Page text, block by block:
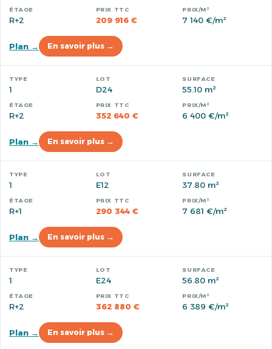
R+2 209 916 € 7 140 €/m²
Plan → En savoir plus →
1 D24 55.10 m²
R+2 352 640 € 6 400 €/m²
Plan → En savoir plus →
1 E12 37.80 m²
R+1 290 344 € 7 681 €/m²
Plan → En savoir plus →
1 E24 56.80 m²
R+2 362 880 € 6 389 €/m²
Plan → En savoir plus →